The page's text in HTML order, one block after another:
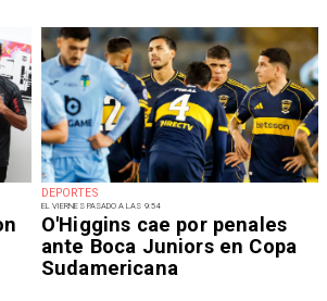
DEPORTES
EL VIERNES PASADO A LAS 9:54
O'Higgins cae por penales
ante Boca Juniors en Copa
Sudamericana